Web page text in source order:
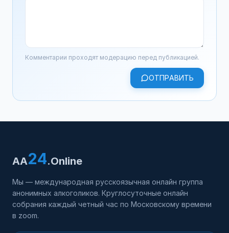
Комментарии проходят модерацию перед публикацией.
ОТПРАВИТЬ
AA24.Online
Мы — международная русскоязычная онлайн группа
анонимных алкоголиков. Круглосуточные онлайн
собрания каждый четный час по Московскому времени
в zoom.